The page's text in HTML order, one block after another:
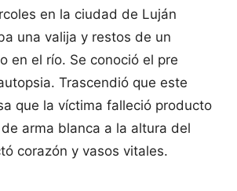
en la ciudad de Luján
una valija y restos de un
en el río. Se conoció el pre
Trascendió que este
que la víctima falleció producto
arma blanca a la altura del
corazón y vasos vitales.